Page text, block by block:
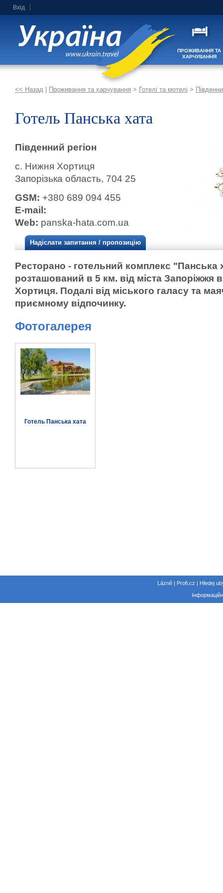
Вхід
ПРОЖИВАННЯ ТА
ХАРЧУВАННЯ
<< Назад Проживання та харчування > Готелі та мотелі >
Готель Панська хата
Південний регіон
с. Нижня Хортиця
Запорізька область, 704 25
GSM: +380 689 094 455
E-mail:
Web: panska-hata.com.ua
Надіслати запитання / пропозицію
Ресторано - готельний комплекс "Панська
розташований в 5 км. від міста Запоріжжя
Хортиця. Подалі від міського галасу та
приємному відпочинку.
Фотогалерея
Готель Панська хата
Lázně | Profi.cz | Hledej